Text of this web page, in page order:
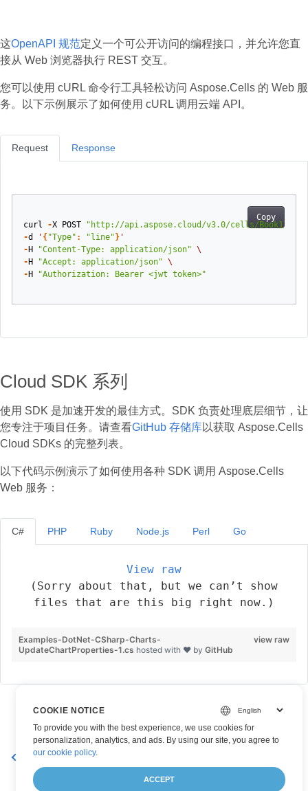
这OpenAPI 规范定义一个可公开访问的编程接口，并允许您直
接从 Web 浏览器执行 REST 交互。
您可以使用 cURL 命令行工具轻松访问 Aspose.Cells 的 Web 服
务。以下示例展示了如何使用 cURL 调用云端 API。
Request
Copy
curl -X POST
"http://api.aspose.cloud/v3.0/cells/
-d ' { "Type" : "line" } '
- H "Content-Type: application/json" \
- H "Accept: application/json" \
- H "Authorization: Bearer <jwt token>"
Response
Cloud SDK 系列
使用 SDK 是加速开发的最佳方式。SDK 负责处理底层细节，让
您专注于项目任务。请查看GitHub 存储库以获取 Aspose.Cells
Cloud SDKs 的完整列表。
以下代码示例演示了如何使用各种 SDK 调用 Aspose.Cells
Web 服务：
C#
View raw
(Sorry about that, but we can’t show
files that are this big right now.)
view raw
Examples-DotNet-CSharp-Charts-
UpdateChartProperties-1.cs hosted with ❤ by GitHub
PHP Ruby Node.js Perl Go
删除工作表中的图表标题
COOKIE NOTICE
To provide you with the best experience, we use cookies for
personalization, analytics, and ads. By using our site, you agree to
our cookie policy.
ACCEPT